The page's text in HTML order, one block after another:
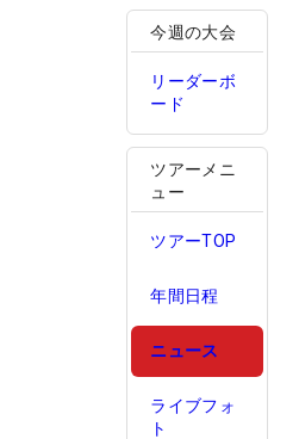
今週の大会
リーダーボ
ード
ツアーメニ
ュー
ツアーTOP
年間日程
ニュース
ライブフォ
ト